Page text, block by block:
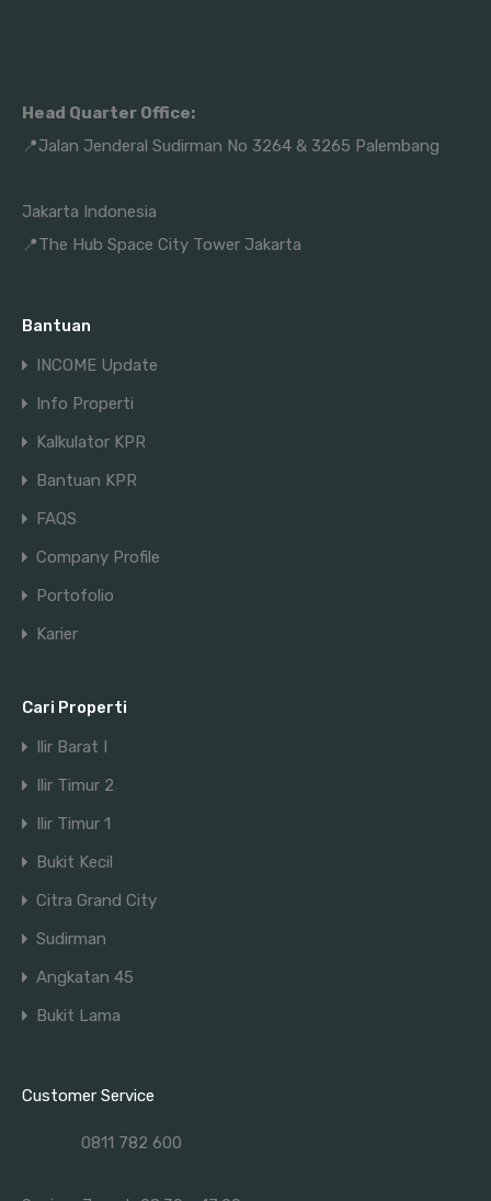
Head Quarter Office:
📍Jalan Jenderal Sudirman No 3264 & 3265 Palembang
Jakarta Indonesia
📍The Hub Space City Tower Jakarta
Bantuan
INCOME Update
Info Properti
Kalkulator KPR
Bantuan KPR
FAQS
Company Profile
Portofolio
Karier
Cari Properti
Ilir Barat I
Ilir Timur 2
Ilir Timur 1
Bukit Kecil
Citra Grand City
Sudirman
Angkatan 45
Bukit Lama
Customer Service
0811 782 600